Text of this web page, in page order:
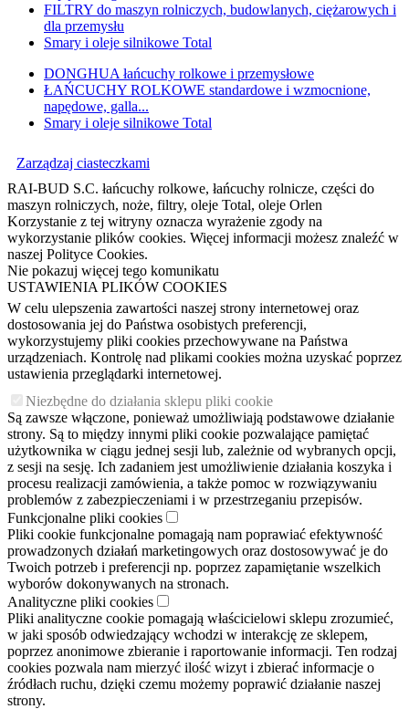
FILTRY do maszyn rolniczych, budowlanych, ciężarowych i
dla przemysłu
Smary i oleje silnikowe Total
DONGHUA łańcuchy rolkowe i przemysłowe
ŁAŃCUCHY ROLKOWE standardowe i wzmocnione,
napędowe, galla...
Smary i oleje silnikowe Total
Zarządzaj ciasteczkami
RAI-BUD S.C. łańcuchy rolkowe, łańcuchy rolnicze, części do
maszyn rolniczych, noże, filtry, oleje Total, oleje Orlen
Korzystanie z tej witryny oznacza wyrażenie zgody na
wykorzystanie plików cookies. Więcej informacji możesz znaleźć w
naszej Polityce Cookies.
Nie pokazuj więcej tego komunikatu
USTAWIENIA PLIKÓW COOKIES
W celu ulepszenia zawartości naszej strony internetowej oraz
dostosowania jej do Państwa osobistych preferencji,
wykorzystujemy pliki cookies przechowywane na Państwa
urządzeniach. Kontrolę nad plikami cookies można uzyskać poprzez
ustawienia przeglądarki internetowej.
Niezbędne do działania sklepu pliki cookie
Są zawsze włączone, ponieważ umożliwiają podstawowe działanie
strony. Są to między innymi pliki cookie pozwalające pamiętać
użytkownika w ciągu jednej sesji lub, zależnie od wybranych opcji,
z sesji na sesję. Ich zadaniem jest umożliwienie działania koszyka i
procesu realizacji zamówienia, a także pomoc w rozwiązywaniu
problemów z zabezpieczeniami i w przestrzeganiu przepisów.
Funkcjonalne pliki cookies
Pliki cookie funkcjonalne pomagają nam poprawiać efektywność
prowadzonych działań marketingowych oraz dostosowywać je do
Twoich potrzeb i preferencji np. poprzez zapamiętanie wszelkich
wyborów dokonywanych na stronach.
Analityczne pliki cookies
Pliki analityczne cookie pomagają właścicielowi sklepu zrozumieć,
w jaki sposób odwiedzający wchodzi w interakcję ze sklepem,
poprzez anonimowe zbieranie i raportowanie informacji. Ten rodzaj
cookies pozwala nam mierzyć ilość wizyt i zbierać informacje o
źródłach ruchu, dzięki czemu możemy poprawić działanie naszej
strony.